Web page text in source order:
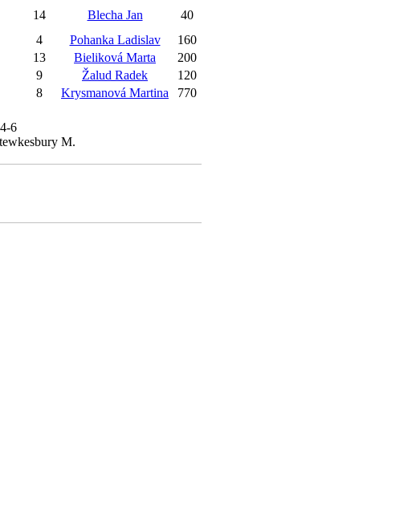
14 Blecha Jan
40
4 Pohanka Ladislav
160
13 Bieliková Marta
200
9 Žalud Radek
120
8 Krysmanová Martina
770
6
M.